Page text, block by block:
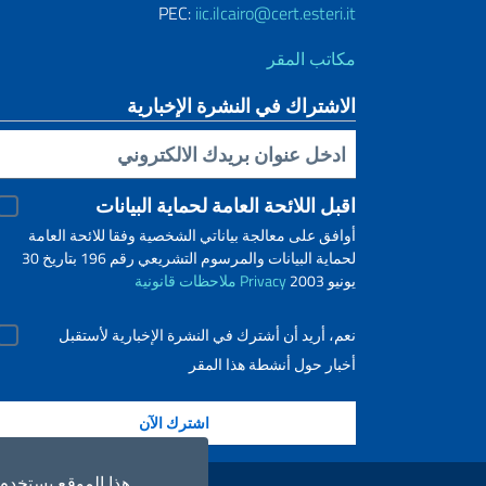
PEC: iic.ilcairo@cert.esteri.it
مكاتب المقر
الاشتراك في النشرة الإخبارية
Inserisci la tua email
اقبل اللائحة العامة لحماية البيانات
أوافق على معالجة بياناتي الشخصية وفقا للائحة العامة
لحماية البيانات والمرسوم التشريعي رقم 196 بتاريخ 30
يونيو 2003
Privacy ملاحظات قانونية
نعم، أريد أن أشترك في النشرة الإخبارية لأستقبل
أخبار حول أنشطة هذا المقر